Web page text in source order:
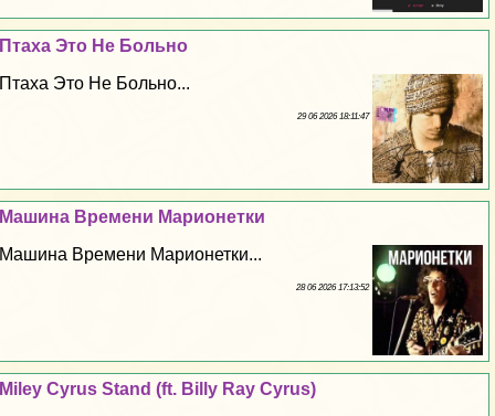
Птаха Это Не Больно
Птаха Это Не Больно...
29 06 2026 18:11:47
Машина Времени Марионетки
Машина Времени Марионетки...
28 06 2026 17:13:52
Miley Cyrus Stand (ft. Billy Ray Cyrus)